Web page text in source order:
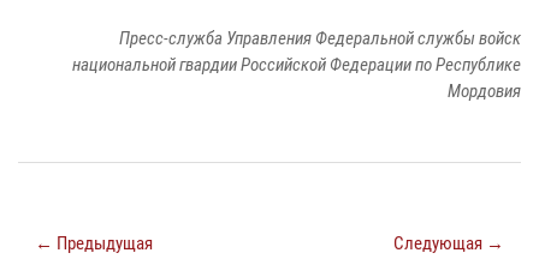
Пресс-служба Управления Федеральной службы войск
национальной гвардии Российской Федерации по Республике
Мордовия
← Предыдущая Следующая →